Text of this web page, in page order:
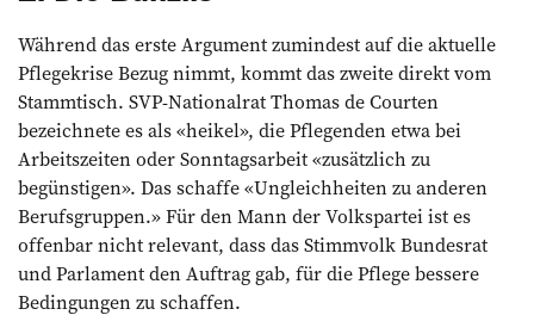
Während das erste Argument zumindest auf die aktuelle
Pflegekrise Bezug nimmt, kommt das zweite direkt vom
Stammtisch. SVP-Nationalrat Thomas de Courten
bezeichnete es als «heikel», die Pflegenden etwa bei
Arbeitszeiten oder Sonntagsarbeit «zusätzlich zu
begünstigen». Das schaffe «Ungleichheiten zu anderen
Berufsgruppen.» Für den Mann der Volkspartei ist es
offenbar nicht relevant, dass das Stimmvolk Bundesrat
und Parlament den Auftrag gab, für die Pflege bessere
Bedingungen zu schaffen.